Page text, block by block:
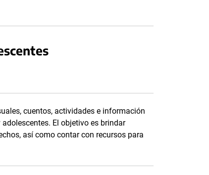
cuentos, actividades e información
El objetivo es brindar
así como contar con recursos para